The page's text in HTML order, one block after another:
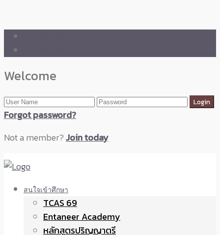
Welcome
Forgot password?
Not a member?Join today
สนใจเข้าศึกษา
TCAS 69
Entaneer Academy
หลักสูตรปริญญาตรี